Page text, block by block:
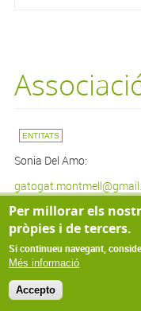
ENTITATS
Sonia Del Amo:
672690430
Per millorar els
pròpies i de tercers.
Si continueu navegant,
Més informació
Accepto